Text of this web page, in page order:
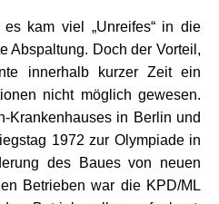
kam viel „Unreifes“ in die
Abspaltung. Doch der Vorteil,
innerhalb kurzer Zeit ein
nicht möglich gewesen.
Krankenhauses in Berlin und
1972 zur Olympiade in
des Baues von neuen
Betrieben war die KPD/ML